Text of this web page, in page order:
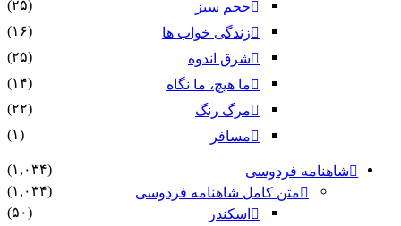
حجم سبز
(۲۵)
زندگی خواب ها
(۱۶)
شرق اندوه
(۲۵)
ما هیچ، ما نگاه
(۱۴)
مرگ رنگ
(۲۲)
مسافر
(۱)
شاهنامه فردوسی
(۱,۰۳۴)
متن کامل شاهنامه فردوسی
(۱,۰۳۴)
اسکندر
(۵۰)